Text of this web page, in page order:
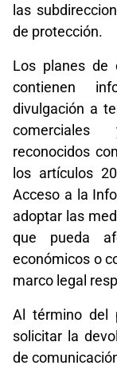
las
de protección.
Los planes de
contienen
divulgación a
comerciales
reconocidos
los artículos
Acceso a la
adoptar las
que pueda
económicos o
marco legal
Al término del
solicitar la
de